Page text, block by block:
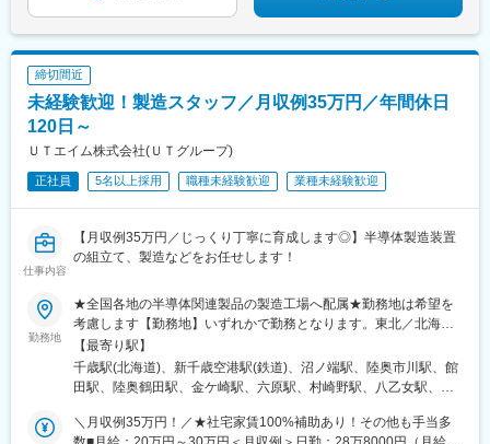
園駅、香櫨園駅、芦屋駅(東海道本線)、六甲道駅、摩耶駅、三宮駅
院駅、山科駅、くいな橋駅、丸太町駅(京都市営)、西院駅(京福
線)、近鉄丹波橋駅、六地蔵駅(奈良線)、京阪石山駅、京阪大津京
駅、新宿駅、国際センター駅、島ノ関駅、溜池山王駅、高輪台
駅、虎ノ門駅、永田町駅、岩本町駅、九段下駅、茅場町駅、銀座
一丁目駅、新中野駅、京成上野駅、布田駅、高島町駅、馬車道
駅、日本大通り駅、矢場町駅、池下駅、札木駅、新福井駅、東寺
府)、桜川駅(大阪府)、大阪阿部野橋駅、今川駅(大阪府)、今宮駅、
新今宮駅、今船駅、粉浜駅、京都市役所前駅、高速神戸駅、須磨
寺駅、神戸三宮駅(阪神)、鳴尾・武庫川女子大前駅、尾頭橋駅、四
宮駅、西大路三条駅、桃山御陵前駅、六地蔵駅(京阪線)、粟津駅
(滋賀県)、近江神宮前駅
駅、入善駅、魚津駅、高岡やぶなみ駅、能町口駅、片原町駅(富山
県)、油田駅、越中八尾駅、南富山駅、牛ノ谷駅、日御子駅、大屋
駅、多賀大社前駅、水口駅、石山駅、高宮駅(滋賀県)、野洲駅、大
久保駅(京都府)、向日町駅、西京極駅、十条駅(京都市営)、長岡京
駅、千里丘駅、平林駅(大阪府)、桜島駅、本町駅、大阪港駅、池田
駅、笠岡駅、新広駅、矢賀駅、本郷駅(広島県)、八本松駅、西条駅
里木駅、肥後大津駅、一武駅、新玉名駅、川尻駅(熊本県)、上臼杵
駅、杵築駅、大神駅、中判田駅、鶴崎駅、東中津駅、今津駅(大分
門前仲町駅、溜池山王駅、宝町駅(東京都)、大崎広小路駅、大塚駅
前駅、市大医学部駅、京急川崎駅、小牧口駅、能町駅、京阪石山
駅、十条駅(京都府・近鉄線)、摂津市駅、ユニバーサルシティ駅、
阿波座駅、宮原駅、永田町駅、八丁堀駅(東京都)、高輪台駅、巣鴨
新田駅、産業振興センター駅、米島口駅、粟津駅(滋賀県)、上鳥羽
締切間近
未経験歓迎！製造スタッフ／月収例35万円／年間休日
120日～
ＵＴエイム株式会社(ＵＴグループ)
正社員 5名以上採用 職種未経験歓迎 業種未経験歓迎
仕事内容
【月収例35万円／じっくり丁寧に育成します◎】半導体製造装置
の組立て、製造などをお任せします！
勤務地
★全国各地の半導体関連製品の製造工場へ配属★勤務地は希望を
考慮します【勤務地】いずれかで勤務となります。東北／北海
道・青森県・岩手県・宮城県・山形県・福島県関東／栃木県・群
馬県・茨城県・埼玉県・千葉県・東京都・神奈川県甲信越・北陸
／山梨県・新潟県・富山県・石川県東海／岐阜県・静岡県・愛知
岡山県・広島県九州／福岡県・長崎県・熊本県・大分県・宮崎
【最寄り駅】
千歳駅(北海道)、新千歳空港駅(鉄道)、沼ノ端駅、陸奥市川駅、館
田駅、陸奥鶴田駅、金ケ崎駅、六原駅、村崎野駅、八乙女駅、青
鶴岡駅、乱川駅、米沢駅、堂島駅、南若松駅、新白河駅、瀬上
＼月収例35万円！／★社宅家賃100%補助あり！その他も手当多